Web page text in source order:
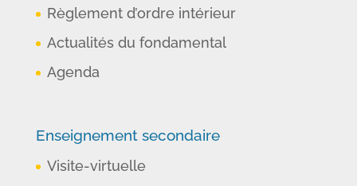
Règlement d’ordre intérieur
Actualités du fondamental
Agenda
Enseignement secondaire
Visite-virtuelle